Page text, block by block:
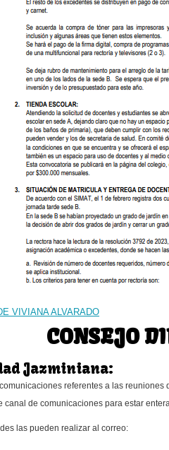
VIVIANA ALVARADO
CONSEJO
Jazminiana:
referentes a las
de comunicaciones para estar
las pueden realizar al correo: